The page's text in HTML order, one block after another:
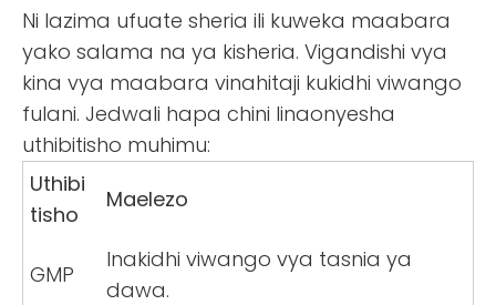
Ni lazima ufuate sheria ili kuweka maabara
yako salama na ya kisheria. Vigandishi vya
kina vya maabara vinahitaji kukidhi viwango
fulani. Jedwali hapa chini linaonyesha
uthibitisho muhimu:
Uthibi
tisho
Maelezo
GMP
Inakidhi viwango vya tasnia ya
dawa.